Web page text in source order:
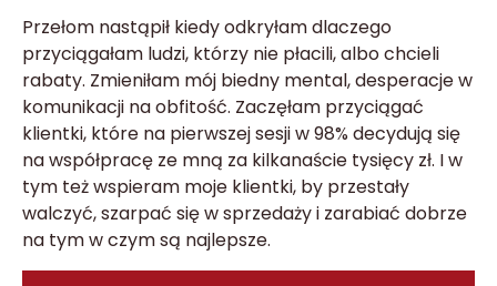
Przełom nastąpił kiedy odkryłam dlaczego
przyciągałam ludzi, którzy nie płacili, albo chcieli
rabaty. Zmieniłam mój biedny mental, desperacje w
komunikacji na obfitość. Zaczęłam przyciągać
klientki, które na pierwszej sesji w 98% decydują się
na współpracę ze mną za kilkanaście tysięcy zł. I w
tym też wspieram moje klientki, by przestały
walczyć, szarpać się w sprzedaży i zarabiać dobrze
na tym w czym są najlepsze.